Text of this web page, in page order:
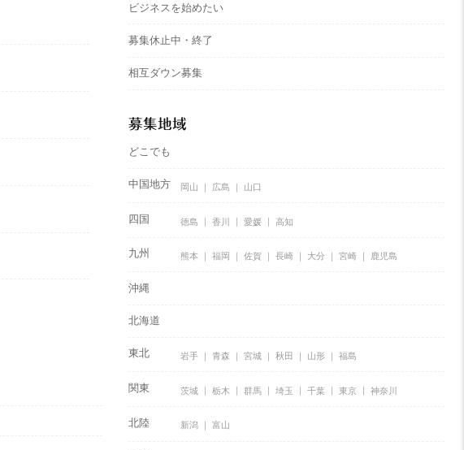
ビジネスを始めたい
募集休止中・終了
相互ダウン募集
募集地域
どこでも
中国地方 岡山 広島 山口
四国 徳島 香川 愛媛 高知
九州 熊本 福岡 佐賀 長崎 大分 宮崎 鹿児島
沖縄
北海道
東北 岩手 青森 宮城 秋田 山形 福島
関東 茨城 栃木 群馬 埼玉 千葉 東京 神奈川
北陸 新潟 富山